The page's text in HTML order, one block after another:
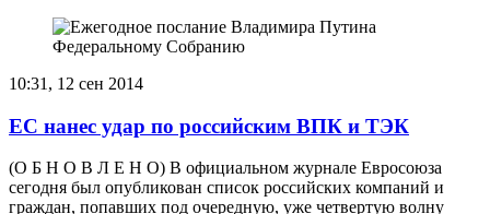
10:31, 12 сен 2014
ЕС нанес удар по российским ВПК и ТЭК
(О Б Н О В Л Е Н О) В официальном журнале Евросоюза
сегодня был опубликован список российских компаний и
граждан, попавших под очередную, уже четвертую волну